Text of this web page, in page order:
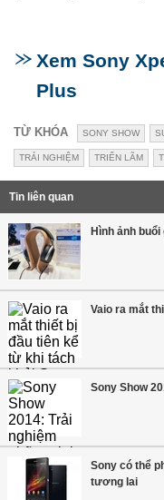
Xem Sony
Plus
TỪ KHÓA SONY SHOW
TRẢI NGHIỆM TRIỂN LÃM
Tin liên quan
Hình ảnh
Vaio ra mắt
Sony Show
Sony có thể
tương lai